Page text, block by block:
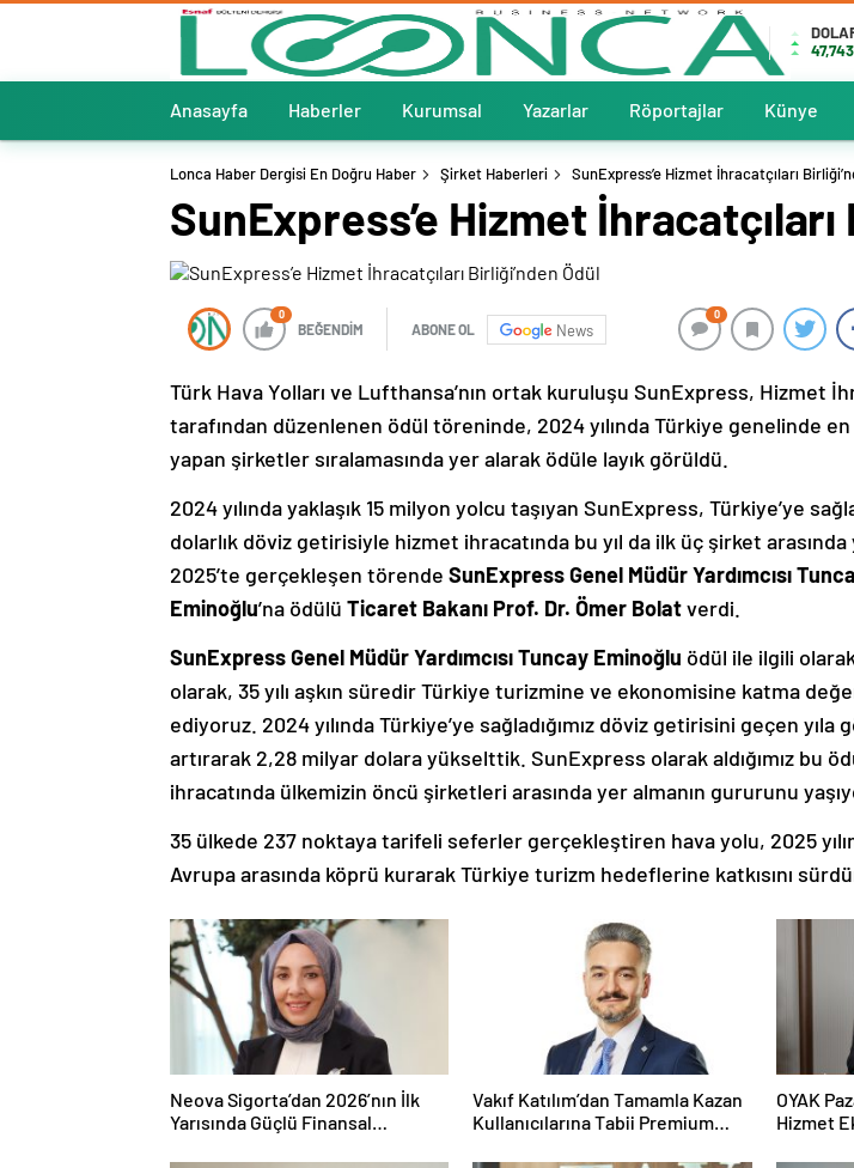
Anasayfa Haberler Kurumsal Yazarlar Röportajlar Künye
Lonca Haber Dergisi En Doğru Haber Şirket Haberleri SunExpress’e Hizmet İhracatçıları
SunExpress’e Hizmet
0
BEĞENDİM ABONE OL News
0
Türk Hava Yolları ve Lufthansa’nın ortak kuruluşu SunExpress, Hizmet
tarafından düzenlenen ödül töreninde, 2024 yılında Türkiye genelinde
yapan şirketler sıralamasında yer alarak ödüle layık görüldü.
2024 yılında yaklaşık 15 milyon yolcu taşıyan SunExpress, Türkiye’ye
dolarlık döviz getirisiyle hizmet ihracatında bu yıl da ilk üç şirket arasında
2025’te gerçekleşen törende SunExpress Genel Müdür Yardımcısı
Eminoğlu’na ödülü Ticaret Bakanı Prof. Dr. Ömer Bolatverdi.
SunExpress Genel Müdür Yardımcısı Tuncay Eminoğlu ödül ile ilgili
olarak, 35 yılı aşkın süredir Türkiye turizmine ve ekonomisine katma
ediyoruz. 2024 yılında Türkiye’ye sağladığımız döviz getirisini geçen yıla
artırarak 2,28 milyar dolara yükselttik. SunExpress olarak aldığımız bu
ihracatında ülkemizin öncü şirketleri arasında yer almanın gururunu
35 ülkede 237 noktaya tarifeli seferler gerçekleştiren hava yolu, 2025
Avrupa arasında köprü kurarak Türkiye turizm hedeflerine katkısını
Neova Sigorta’dan 2026’nın İlk
Yarısında Güçlü Finansal
Vakıf Katılım’dan Tamamla Kazan
Kullanıcılarına Tabii Premium
OYAK
Hizmet